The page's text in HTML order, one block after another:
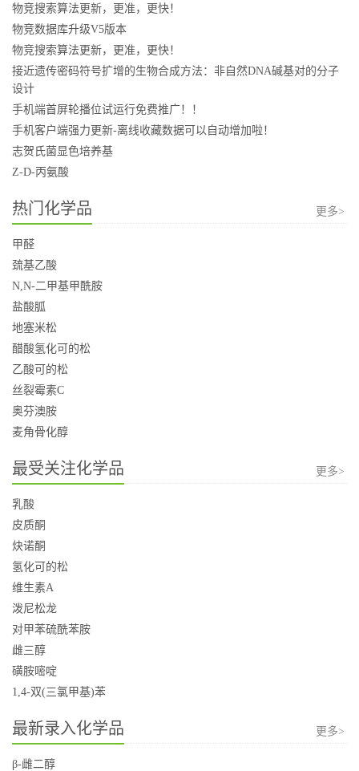
物竞搜索算法更新，更准，更快！
物竞数据库升级V5版本
物竞搜索算法更新，更准，更快！
接近遗传密码符号扩增的生物合成方法：非自然DNA碱基对的分子
设计
手机端首屏轮播位试运行免费推广！！
手机客户端强力更新-离线收藏数据可以自动增加啦！
志贺氏菌显色培养基
Z-D-丙氨酸
热门化学品 更多>
甲醛
巯基乙酸
N,N-二甲基甲酰胺
盐酸胍
地塞米松
醋酸氢化可的松
乙酸可的松
丝裂霉素C
奥芬澳胺
麦角骨化醇
最受关注化学品 更多>
乳酸
皮质酮
炔诺酮
氢化可的松
维生素A
泼尼松龙
对甲苯硫酰苯胺
雌三醇
磺胺嘧啶
1,4-双(三氯甲基)苯
最新录入化学品 更多>
β-雌二醇